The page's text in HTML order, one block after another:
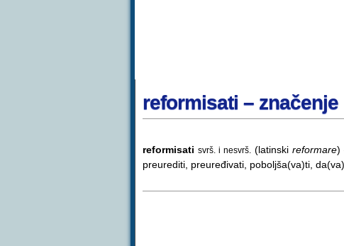
reformisati – značenje
reformisati svrš. i nesvrš. (latinski reformare)
preurediti, preuređivati, poboljša(va)ti,